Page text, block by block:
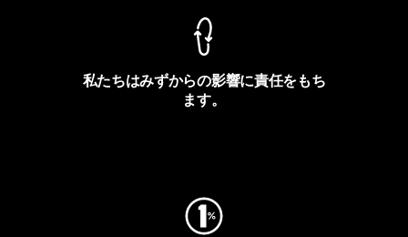
私たちはみずからの影響に責任をもち
ます。